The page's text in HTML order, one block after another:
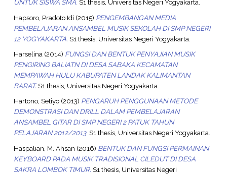
UNTUK SISWA SMA. S1 thesis, Universitas Negeri Yogyakarta.
Hapsoro, Pradoto Idi (2015) PENGEMBANGAN MEDIA
PEMBELAJARAN ANSAMBEL MUSIK SEKOLAH DI SMP NEGERI
12 YOGYAKARTA. S1 thesis, Universitas Negeri Yogyakarta.
Harselina (2014) FUNGSI DAN BENTUK PENYAJIAN MUSIK
PENGIRING BALIATN DI DESA SABAKA KECAMATAN
MEMPAWAH HULU KABUPATEN LANDAK KALIMANTAN
BARAT.S1 thesis, Universitas Negeri Yogyakarta.
Hartono, Setiyo(2013) PENGARUH PENGGUNAAN METODE
DEMONSTRASI DAN DRILL DALAM PEMBELAJARAN
ANSAMBEL GITAR DI SMP NEGERI 2 PATUK TAHUN
PELAJARAN 2012/2013. S1 thesis, Universitas Negeri Yogyakarta.
Haspalian, M. Ahsan (2016) BENTUK DAN FUNGSI PERMAINAN
KEYBOARD PADA MUSIK TRADISIONAL CILEDUT DI DESA
SAKRA LOMBOK TIMUR. S1 thesis, Universitas Negeri